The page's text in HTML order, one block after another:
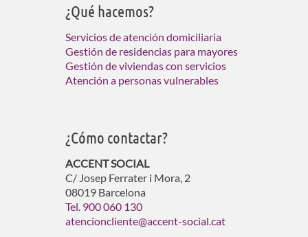
¿Qué hacemos?
Servicios de atención domiciliaria
Gestión de residencias para mayores
Gestión de viviendas con servicios
Atención a personas vulnerables
¿Cómo contactar?
ACCENT SOCIAL
C/ Josep Ferrater i Mora, 2
08019 Barcelona
Tel. 900 060 130
atencioncliente@accent-social.cat